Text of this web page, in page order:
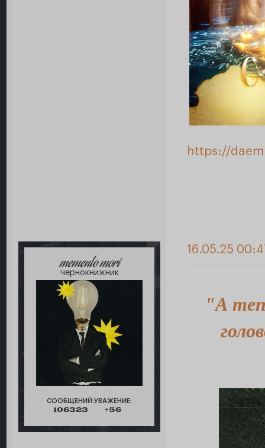
https://
memento mori
чернокнижник
СООБЩЕНИЙ:
106323
УВАЖЕНИЕ:
+56
16.05.25
"А